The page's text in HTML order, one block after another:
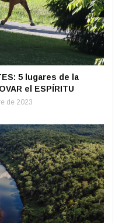
5 lugares de la
el ESPÍRITU
de 2023